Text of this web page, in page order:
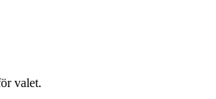
valet.